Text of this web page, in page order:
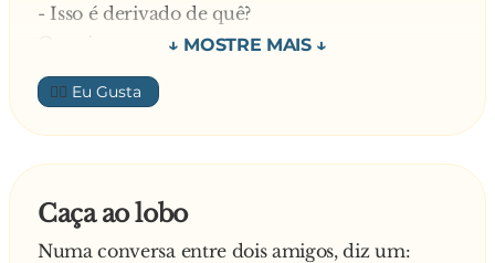
- Isso é derivado de quê?
- Parece que é do latim
—👍🏼
Caça ao lobo
Numa conversa entre dois amigos, diz um: